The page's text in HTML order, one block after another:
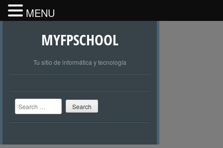
MYFPSCHOOL
Tu sitio de informática y tecnología
Search
MENU